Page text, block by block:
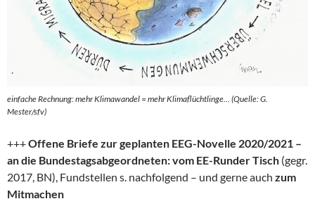
einfache Rechnung: mehr Klimawandel = mehr Klimaflüchtlinge… (Quelle: G.
Mester/sfv)
+++Offene Briefe zur geplanten EEG-Novelle 2020/2021 –
an die Bundestagsabgeordneten: vom EE-Runder Tisch (gegr.
2017, BN), Fundstellen s. nachfolgend – und gerne auch zum
Mitmachen